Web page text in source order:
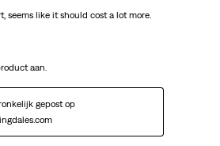
seems like it should cost a lot more.
aan.
gepost op